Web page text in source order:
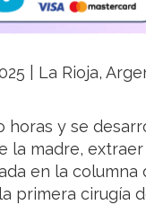
| La Rioja,
y se
la madre,
en la columna
primera cirugía